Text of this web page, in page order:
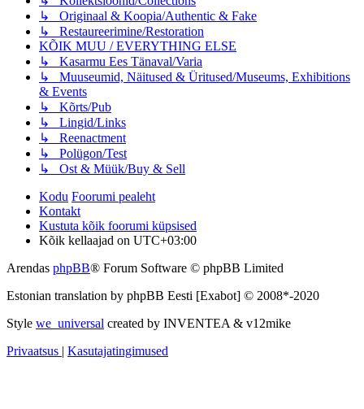
↳ Originaal & Koopia/Authentic & Fake
↳ Restaureerimine/Restoration
KÕIK MUU / EVERYTHING ELSE
↳ Kasarmu Ees Tänaval/Varia
↳ Muuseumid, Näitused & Üritused/Museums, Exhibitions
& Events
↳ Kõrts/Pub
↳ Lingid/Links
↳ Reenactment
↳ Polügon/Test
↳ Ost & Müük/Buy & Sell
Kodu Foorumi pealeht
Kontakt
Kustuta kõik foorumi küpsised
Kõik kellaajad on UTC+03:00
Arendas phpBB® Forum Software © phpBB Limited
Estonian translation by phpBB Eesti [Exabot] © 2008*-2020
Style we_universal created by INVENTEA & v12mike
Privaatsus | Kasutajatingimused